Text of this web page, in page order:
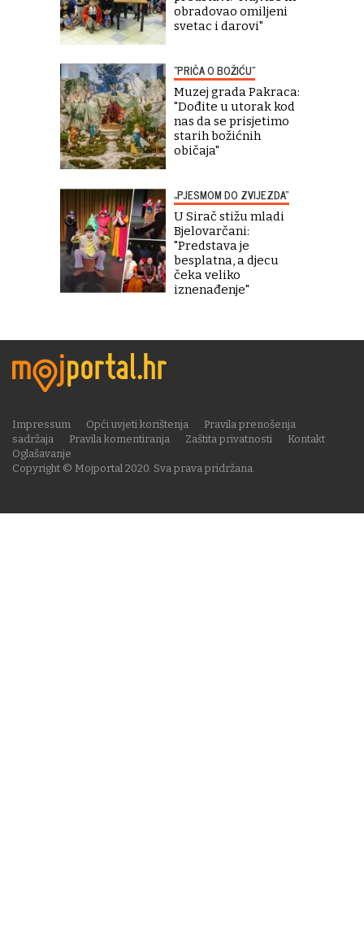
obradovao omiljeni
svetac i darovi"
"PRIČA O BOŽIĆU"
Muzej grada Pakraca:
"Dođite u utorak kod
nas da se prisjetimo
starih božićnih
običaja"
„PJESMOM DO ZVIJEZDA“
U Sirač stižu mladi
Bjelovarčani:
"Predstava je
besplatna, a djecu
čeka veliko
iznenađenje"
Copyright © Mojportal 2020. Sva prava pridržana.
Impressum Opći uvjeti korištenja
Pravila prenošenja
sadržaja
Pravila komentiranja Zaštita privatnosti
Kontakt
Oglašavanje